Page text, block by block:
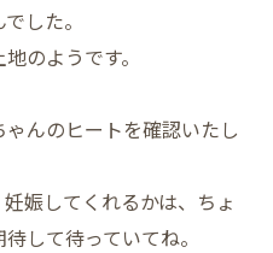
した。
のようです。
ゃんのヒートを確認いたし
娠してくれるかは、ちょ
して待っていてね。